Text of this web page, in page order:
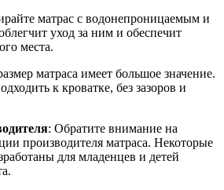
матрас с водонепроницаемым и
уход за ним и обеспечит
места.
матраса имеет большое значение.
к кроватке, без зазоров и
: Обратите внимание на
производителя матраса. Некоторые
для младенцев и детей